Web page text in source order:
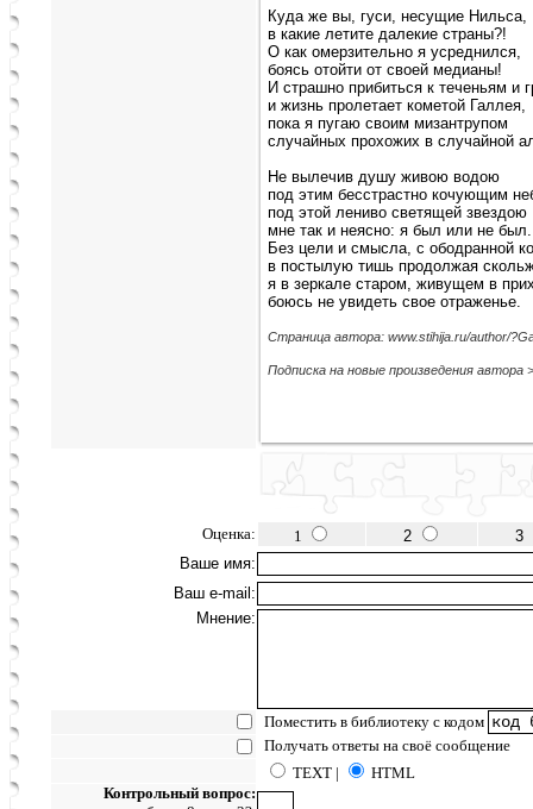
Куда же вы, гуси, несущие Нильса,
в какие летите далекие страны?!
О как омерзительно я усреднился,
боясь отойти от своей медианы!
И страшно прибиться к теченьям и
и жизнь пролетает кометой Галлея,
пока я пугаю своим мизантрупом
случайных прохожих в случайной
Не вылечив душу живою водою
под этим бесстрастно кочующим
под этой лениво светящей звездою
мне так и неясно: я был или не
Без цели и смысла, с ободранной
в постылую тишь продолжая
я в зеркале старом, живущем в
боюсь не увидеть свое отраженье.
Страница автора: www.stihija.ru/author/
Подписка на новые произведения автора
Оценка: 1 2
3
Ваше имя:
Ваш e-mail:
Мнение:
Поместить в библиотеку с кодом
Получать ответы на своё сообщение
TEXT |
HTML
Контрольный вопрос: